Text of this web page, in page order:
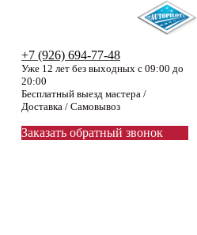
+7 (926) 694-77-48
Уже 12 лет без выходных с 09:00 до
20:00
Бесплатный выезд мастера /
Доставка / Самовывоз
Заказать обратный звонок